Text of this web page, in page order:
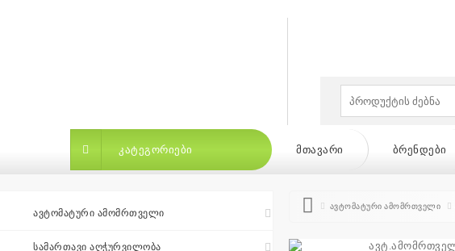
ᲙᲐᲢᲔᲒᲝᲠᲘᲔᲑᲘ ᲛᲗᲐᲕᲐᲠᲘ ᲑᲠᲔᲜᲓᲔᲑᲘ
ᲐᲕᲢᲝᲛᲐᲢᲣᲠᲘ ᲐᲛᲝᲛᲠᲗᲕᲔᲚᲘ
ᲡᲐᲛᲐᲠᲗᲐᲕᲘ ᲐᲦᲭᲣᲠᲕᲘᲚᲝᲑᲐ
ავტომატური ამომრთველი